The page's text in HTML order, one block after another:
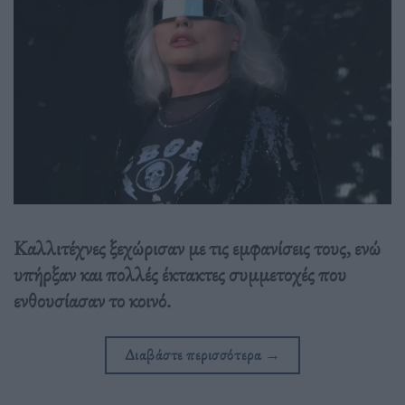
Καλλιτέχνες ξεχώρισαν με τις εμφανίσεις τους, ενώ
υπήρξαν και πολλές έκτακτες συμμετοχές που
ενθουσίασαν το κοινό.
Διαβάστε περισσότερα →